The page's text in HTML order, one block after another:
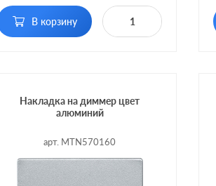
Подсветка: без подсветки
Включение:
сенсорный, с
возможностью
В корзину
Накладка на диммер цвет
алюминий
арт. MTN570160